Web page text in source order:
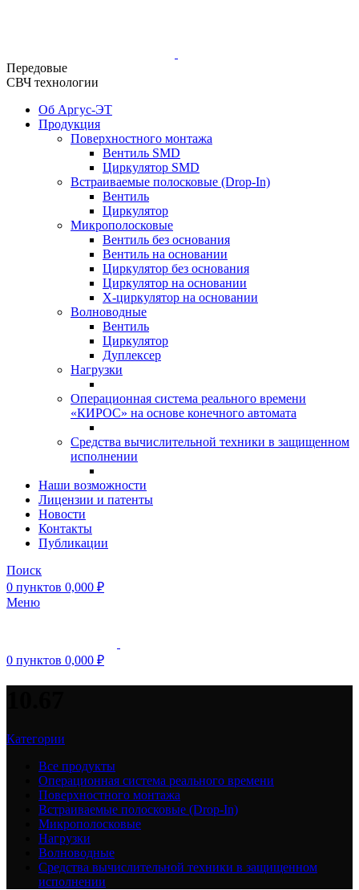
Передовые
СВЧ технологии
Об Аргус-ЭТ
Продукция
Поверхностного монтажа
Вентиль SMD
Циркулятор SMD
Встраиваемые полосковые (Drop-In)
Вентиль
Циркулятор
Микрополосковые
Вентиль без основания
Вентиль на основании
Циркулятор без основания
Циркулятор на основании
Х-циркулятор на основании
Волноводные
Вентиль
Циркулятор
Дуплексер
Нагрузки
Операционная система реального времени
«КИРОС» на основе конечного автомата
Средства вычислительной техники в защищенном
исполнении
Наши возможности
Лицензии и патенты
Новости
Контакты
Публикации
Поиск
0 пунктов 0,000 ₽
Меню
0 пунктов 0,000 ₽
Категории
Все продукты
Операционная система реального времени
Поверхностного монтажа
Встраиваемые полосковые (Drop-In)
Микрополосковые
Нагрузки
Волноводные
Средства вычислительной техники в защищенном
исполнении